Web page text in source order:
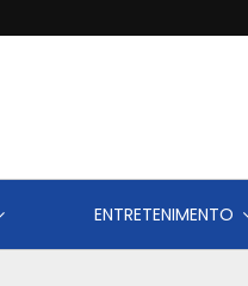
ENTRETENIMENTO